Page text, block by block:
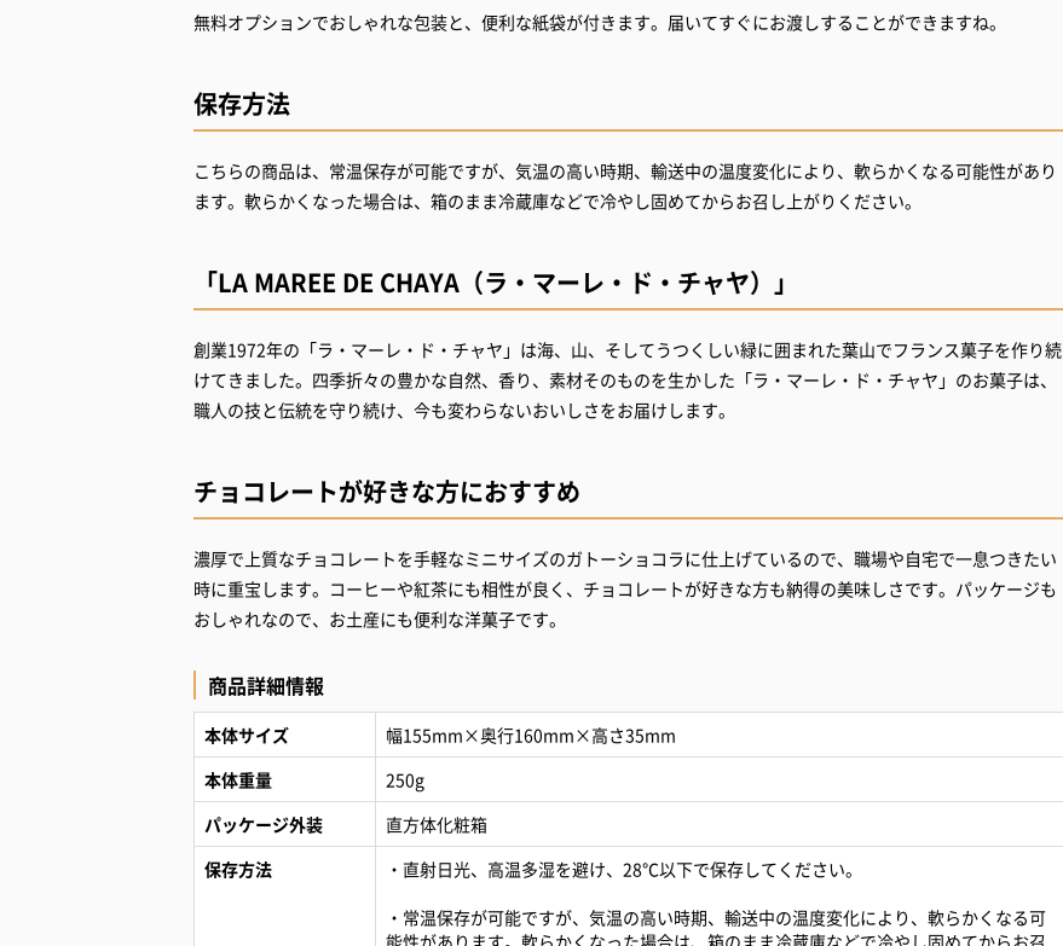
無料オプションでおしゃれな包装と、便利な紙袋が付きます。届いてすぐにお渡しすることができますね。
保存方法
こちらの商品は、常温保存が可能ですが、気温の高い時期、輸送中の温度変化により、軟らかくなる可能性があり
ます。軟らかくなった場合は、箱のまま冷蔵庫などで冷やし固めてからお召し上がりください。
「LA MAREE DE CHAYA（ラ・マーレ・ド・チャヤ）」
創業1972年の「ラ・マーレ・ド・チャヤ」は海、山、そしてうつくしい緑に囲まれた葉山でフランス菓子を作り続
けてきました。四季折々の豊かな自然、香り、素材そのものを生かした「ラ・マーレ・ド・チャヤ」のお菓子は、
職人の技と伝統を守り続け、今も変わらないおいしさをお届けします。
チョコレートが好きな方におすすめ
濃厚で上質なチョコレートを手軽なミニサイズのガトーショコラに仕上げているので、職場や自宅で一息つきたい
時に重宝します。コーヒーや紅茶にも相性が良く、チョコレートが好きな方も納得の美味しさです。パッケージも
おしゃれなので、お土産にも便利な洋菓子です。
商品詳細情報
本体サイズ
幅155mm×奥行160mm×高さ35mm
本体重量
250g
パッケージ外装
直方体化粧箱
保存方法
・直射日光、高温多湿を避け、28℃以下で保存してください。
・常温保存が可能ですが、気温の高い時期、輸送中の温度変化により、軟らかくなる可
能性があります。軟らかくなった場合は、箱のまま冷蔵庫などで冷やし固めてからお召